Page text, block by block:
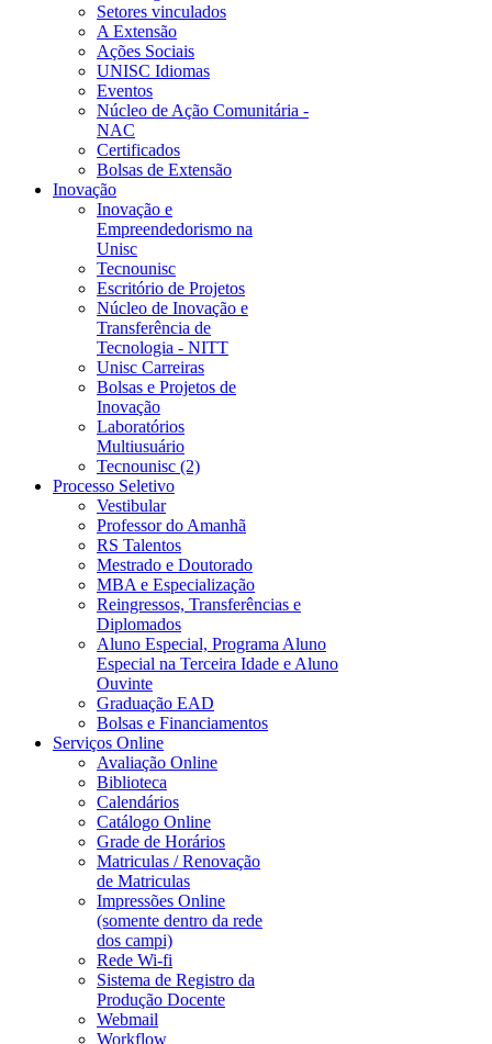
Setores vinculados
A Extensão
Ações Sociais
UNISC Idiomas
Eventos
Núcleo de Ação Comunitária -
NAC
Certificados
Bolsas de Extensão
Inovação
Inovação e
Empreendedorismo na
Unisc
Tecnounisc
Escritório de Projetos
Núcleo de Inovação e
Transferência de
Tecnologia - NITT
Unisc Carreiras
Bolsas e Projetos de
Inovação
Laboratórios
Multiusuário
Tecnounisc (2)
Processo Seletivo
Vestibular
Professor do Amanhã
RS Talentos
Mestrado e Doutorado
MBA e Especialização
Reingressos, Transferências e
Diplomados
Aluno Especial, Programa Aluno
Especial na Terceira Idade e Aluno
Ouvinte
Graduação EAD
Bolsas e Financiamentos
Serviços Online
Avaliação Online
Biblioteca
Calendários
Catálogo Online
Grade de Horários
Matriculas / Renovação
de Matriculas
Impressões Online
(somente dentro da rede
dos campi)
Rede Wi-fi
Sistema de Registro da
Produção Docente
Webmail
Workflow